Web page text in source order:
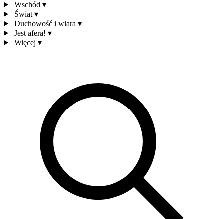
Wschód ▾
Świat ▾
Duchowość i wiara ▾
Jest afera! ▾
Więcej ▾